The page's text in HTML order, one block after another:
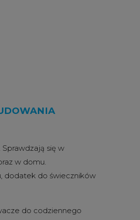
się w
w domu.
dodatek do świeczników
do codziennego